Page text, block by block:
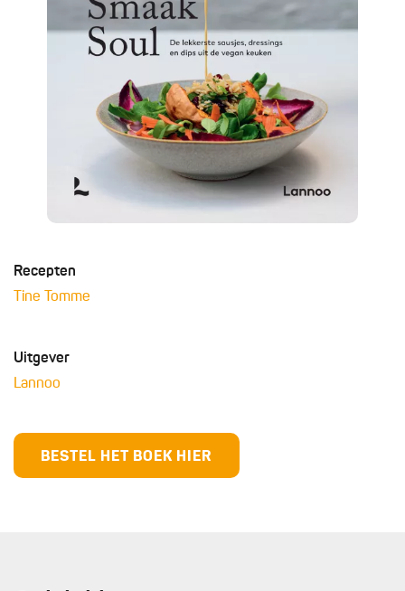
Recepten
Tine Tomme
Uitgever
Lannoo
BESTEL HET BOEK HIER